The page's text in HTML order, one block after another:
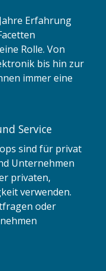
Erfahrung
Rolle. Von
bis hin zur
immer eine
Service
sind für privat
Unternehmen
privaten,
verwenden.
oder